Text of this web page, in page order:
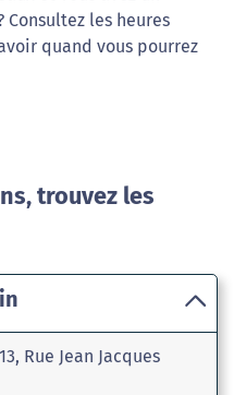
les heures
quand vous pourrez
trouvez les
Rue Jean Jacques